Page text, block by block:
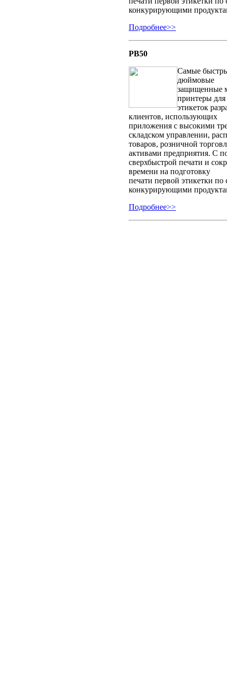
конкурирующими
Подробнее>>
PB50
Самые
дюймовые
защищенные
принтеры для
этикеток
клиентов, использующих
приложения с высокими
складском управлении,
товаров, розничной
активами предприятия. С
сверхбыстрой печати и
времени на подготовку
печати первой этикетки по
конкурирующими
Подробнее>>